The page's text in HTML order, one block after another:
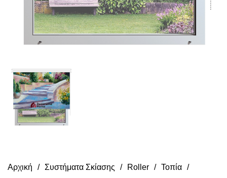
Αρχική Συστήματα Σκίασης Roller Τοπία